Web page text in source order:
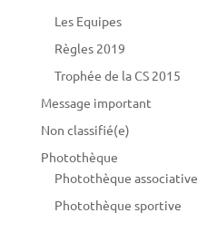
Les Equipes
Règles 2019
Trophée de la CS 2015
Message important
Non classifié(e)
Photothèque
Photothèque associative
Photothèque sportive